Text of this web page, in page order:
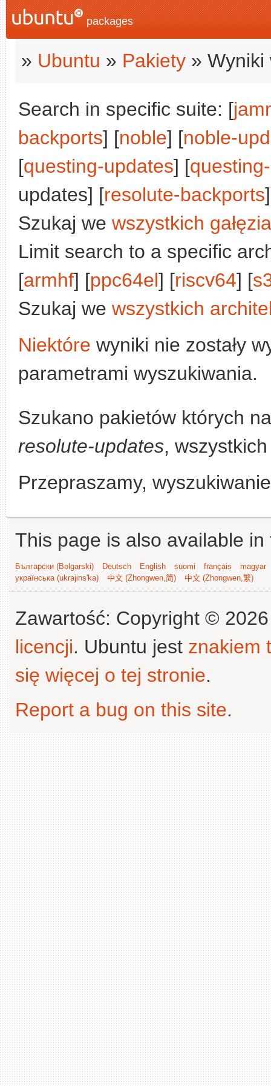
packages
» Ubuntu » Pakiety » Wyniki
Search in specific suite: [
backports] [noble] [noble-
[questing-updates] [
updates] [resolute-backports
Szukaj we wszystkich
Limit search to a specific
[armhf] [ppc64el] [riscv64] [
Szukaj we wszystkich
Niektóre wyniki nie zostały
parametrami wyszukiwania.
Szukano pakietów których
resolute-updates,
Przepraszamy,
This page is also available
Български (Bəlgarski) Deutsch English suomi français
magyar
українська (ukrajins'ka)
中文 (Zhongwen,简) 中文 (Zhongwen,繁)
Zawartość: Copyright ©
licencji. Ubuntu jest znakiem
się więcej o tej stronie.
Report a bug on this site.